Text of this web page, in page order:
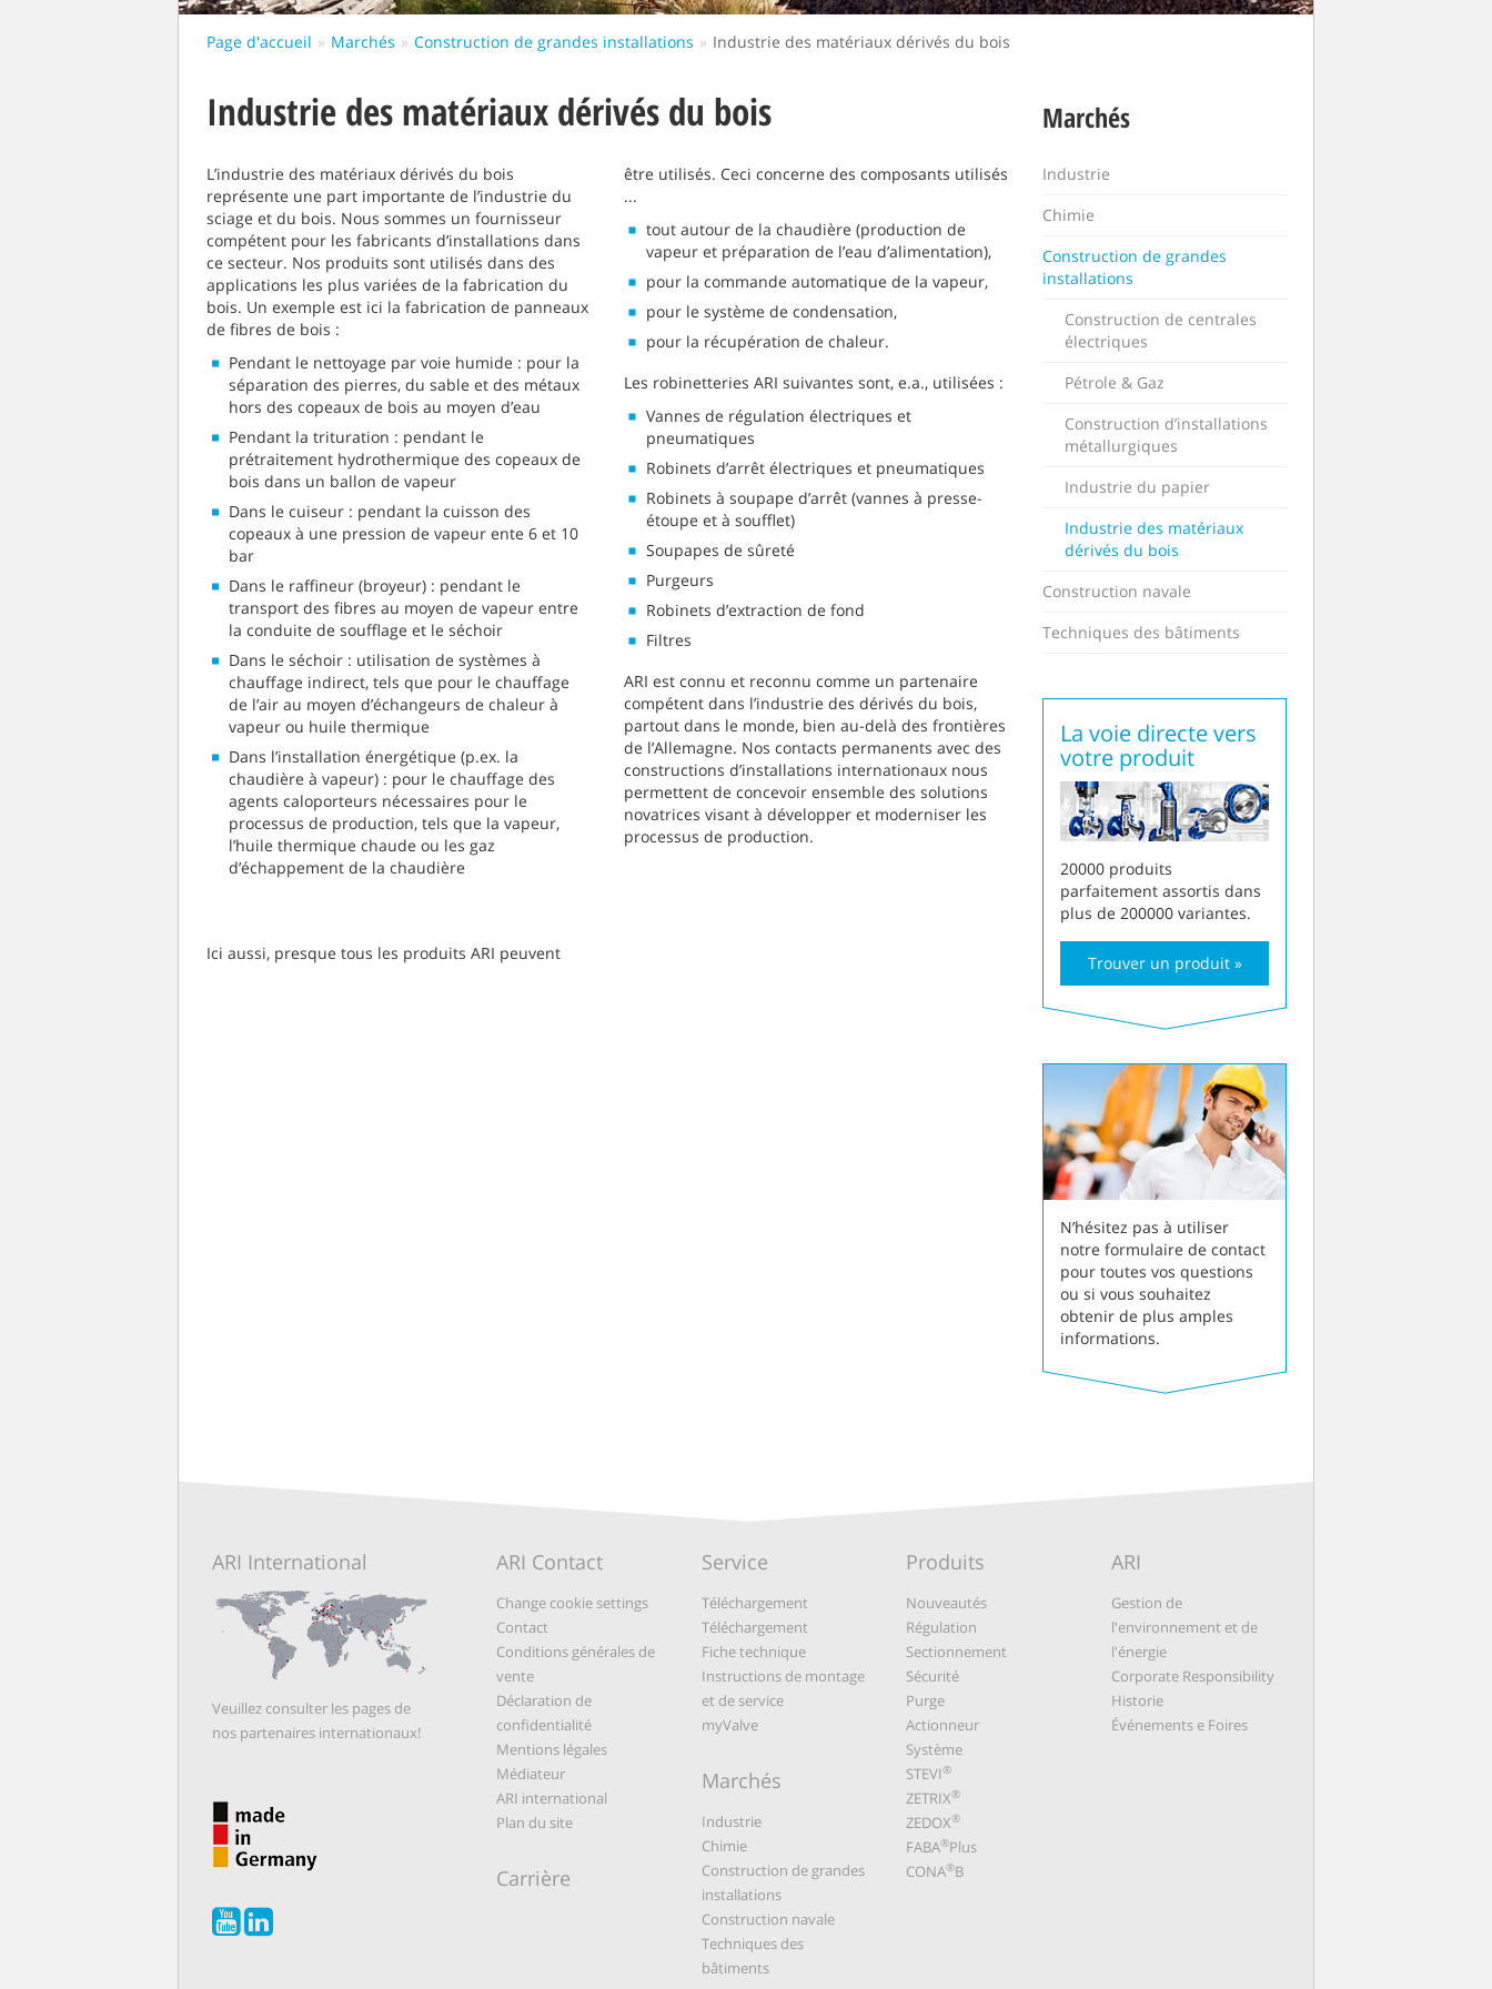
Page d'accueil Marchés Construction de grandes installations Industrie des matériaux dérivés du bois
Industrie des matériaux dérivés du bois
L’industrie des matériaux dérivés du bois
représente une part importante de l’industrie du
sciage et du bois. Nous sommes un fournisseur
compétent pour les fabricants d’installations dans
ce secteur. Nos produits sont utilisés dans des
applications les plus variées de la fabrication du
bois. Un exemple est ici la fabrication de panneaux
de fibres de bois :
Pendant le nettoyage par voie humide : pour la
séparation des pierres, du sable et des métaux
hors des copeaux de bois au moyen d’eau
Pendant la trituration : pendant le
prétraitement hydrothermique des copeaux de
bois dans un ballon de vapeur
Dans le cuiseur : pendant la cuisson des
copeaux à une pression de vapeur ente 6 et 10
bar
Dans le raffineur (broyeur) : pendant le
transport des fibres au moyen de vapeur entre
la conduite de soufflage et le séchoir
Dans le séchoir : utilisation de systèmes à
chauffage indirect, tels que pour le chauffage
de l’air au moyen d’échangeurs de chaleur à
vapeur ou huile thermique
Dans l’installation énergétique (p.ex. la
chaudière à vapeur) : pour le chauffage des
agents caloporteurs nécessaires pour le
processus de production, tels que la vapeur,
l’huile thermique chaude ou les gaz
d’échappement de la chaudière
Ici aussi, presque tous les produits ARI peuvent
être utilisés. Ceci concerne des composants utilisés
...
tout autour de la chaudière (production de
vapeur et préparation de l’eau d’alimentation),
pour la commande automatique de la vapeur,
pour le système de condensation,
pour la récupération de chaleur.
Les robinetteries ARI suivantes sont, e.a., utilisées :
Vannes de régulation électriques et
pneumatiques
Robinets d’arrêt électriques et pneumatiques
Robinets à soupape d’arrêt (vannes à presse-
étoupe et à soufflet)
Soupapes de sûreté
Purgeurs
Robinets d’extraction de fond
Filtres
ARI est connu et reconnu comme un partenaire
compétent dans l’industrie des dérivés du bois,
partout dans le monde, bien au-delà des frontières
de l’Allemagne. Nos contacts permanents avec des
constructions d’installations internationaux nous
permettent de concevoir ensemble des solutions
novatrices visant à développer et moderniser les
processus de production.
Marchés
Industrie
Chimie
Construction de grandes
installations
Construction de centrales
électriques
Pétrole & Gaz
Construction d’installations
métallurgiques
Industrie du papier
Industrie des matériaux
dérivés du bois
Construction navale
Techniques des bâtiments
La voie directe vers
votre produit
20000 produits
parfaitement assortis dans
plus de 200000 variantes.
Trouver un produit »
N’hésitez pas à utiliser
notre formulaire de contact
pour toutes vos questions
ou si vous souhaitez
obtenir de plus amples
informations.
ARI International
Veuillez consulter les pages de
nos partenaires internationaux!
ARI Contact
Change cookie settings
Contact
Conditions générales de
vente
Déclaration de
confidentialité
Mentions légales
Médiateur
ARI international
Plan du site
Carrière
Service
Téléchargement
Téléchargement
Fiche technique
Instructions de montage
et de service
myValve
Marchés
Industrie
Chimie
Construction de grandes
installations
Construction navale
Techniques des
bâtiments
Produits
Nouveautés
Régulation
Sectionnement
Sécurité
Purge
Actionneur
Système
STEVI®
ZETRIX®
ZEDOX®
FABA®Plus
CONA®B
ARI
Gestion de
l'environnement et de
l'énergie
Corporate Responsibility
Historie
Événements e Foires